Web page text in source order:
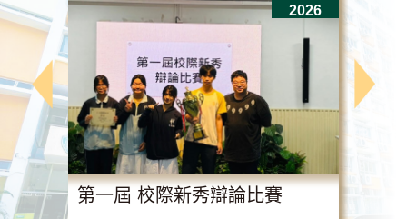
2026
第一屆 校際新秀辯論比賽